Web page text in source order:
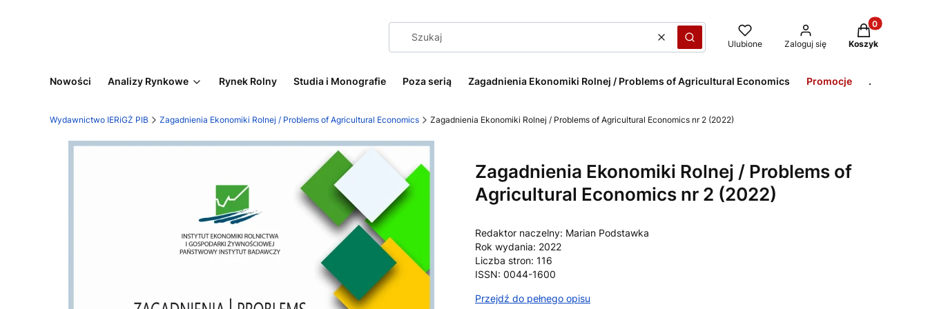
WyczyśćSzukaj Ulubione Zaloguj się
Produkty w
Koszyk
Nowości Analizy Rynkowe Rynek Rolny Studia i Monografie Poza serią Zagadnienia Ekonomiki Rolnej / Problems of Agricultural Economics Promocje .
Wydawnictwo IERiGŻ PIB Zagadnienia Ekonomiki Rolnej / Problems of Agricultural Economics Zagadnienia Ekonomiki Rolnej / Problems of Agricultural Economics nr 2 (2022)
Zagadnienia Ekonomiki Rolnej / Problems of
Agricultural Economics nr 2 (2022)
Redaktor naczelny: Marian Podstawka
Rok wydania: 2022
Liczba stron: 116
ISSN: 0044-1600
Przejdź do pełnego opisu